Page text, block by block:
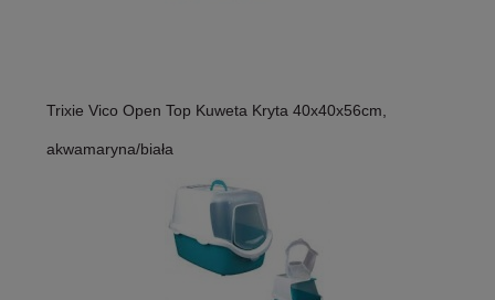
Trixie Vico Open Top Kuweta Kryta 40x40x56cm,
akwamaryna/biała